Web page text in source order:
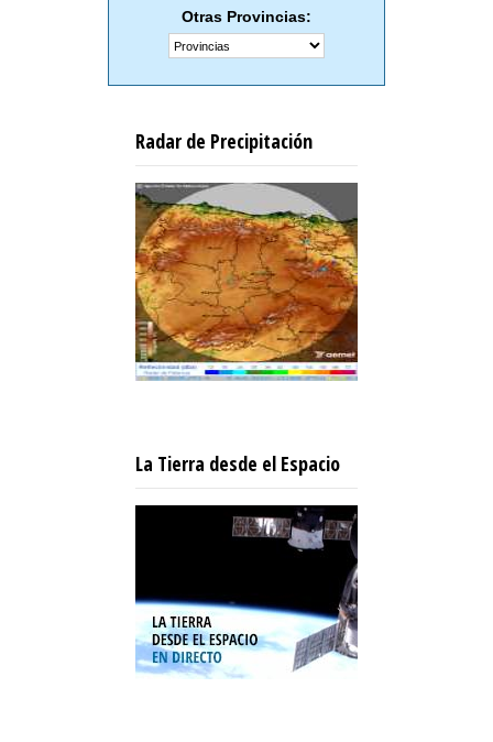
Otras Provincias:
Radar de Precipitación
La Tierra desde el Espacio